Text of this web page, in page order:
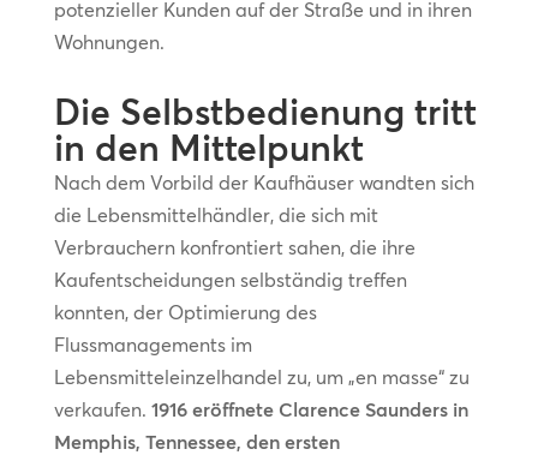
potenzieller Kunden auf der Straße und in ihren
Wohnungen.
Die Selbstbedienung tritt
in den Mittelpunkt
Nach dem Vorbild der Kaufhäuser wandten sich
die Lebensmittelhändler, die sich mit
Verbrauchern konfrontiert sahen, die ihre
Kaufentscheidungen selbständig treffen
konnten, der Optimierung des
Flussmanagements im
Lebensmitteleinzelhandel zu, um „en masse“ zu
verkaufen. 1916 eröffnete Clarence Saunders in
Memphis, Tennessee, den ersten